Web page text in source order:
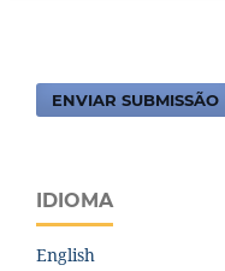
ENVIAR SUBMISSÃO
IDIOMA
English